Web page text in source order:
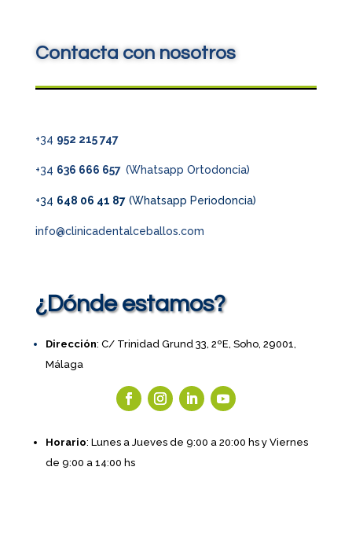
Contacta con nosotros
+34 952 215 747
+34 636 666 657 (Whatsapp Ortodoncia)
+34 648 06 41 87(Whatsapp Periodoncia)
info@clinicadentalceballos.com
¿Dónde estamos?
Dirección: C/ Trinidad Grund 33, 2ºE, Soho, 29001,
Málaga
Horario: Lunes a Jueves de 9:00 a 20:00 hs y Viernes
de 9:00 a 14:00 hs